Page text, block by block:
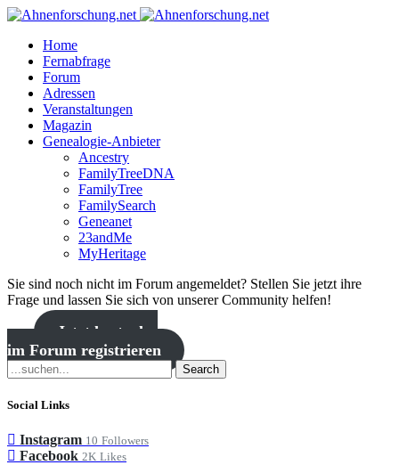
Home
Fernabfrage
Forum
Adressen
Veranstaltungen
Magazin
Genealogie-Anbieter
Ancestry
FamilyTreeDNA
FamilyTree
FamilySearch
Geneanet
23andMe
MyHeritage
Sie sind noch nicht im Forum angemeldet? Stellen Sie jetzt ihre
Frage und lassen Sie sich von unserer Community helfen!
Jetzt kostenlos
im Forum registrieren
Search
Social Links
Instagram 10 Followers
Facebook 2K Likes